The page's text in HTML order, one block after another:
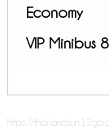
Economy
VIP Minibus
https://